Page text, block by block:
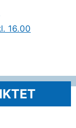
16.00